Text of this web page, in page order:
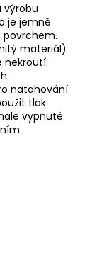
výrobu
je jemně
materiál)
nekroutí.
natahování
tlak
vypnuté